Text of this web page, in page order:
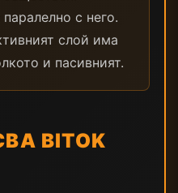
с него.
слой има
и пасивният.
BITOK